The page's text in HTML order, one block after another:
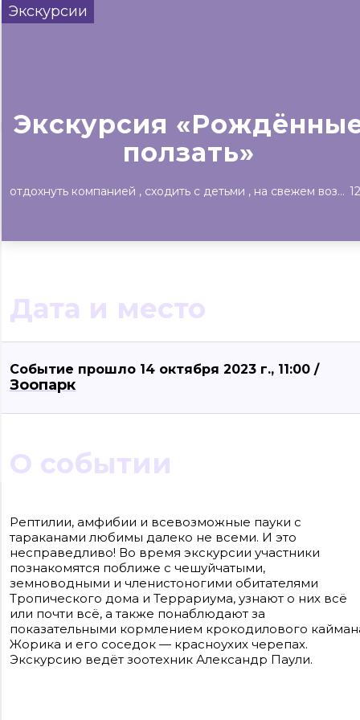
Концерты Театр Детям Выставки
Экскурсии
Экскурсия
ползать»
отдохнуть компанией сходить с детьми на свежем воздухе
Дата и место
Событие прошло 14 октября 2023 г., 11:00 /
Зоопарк
О событии
Рептилии, амфибии и всевозможные пауки с
тараканами любимы далеко не всеми. И это
несправедливо! Во время экскурсии участники
познакомятся поближе с чешуйчатыми,
земноводными и членистоногими обитателями
Тропического дома и Террариума, узнают о них всё
или почти всё, а также понаблюдают за
показательными кормлением крокодилового
Жорика и его соседок — красноухих черепах.
Экскурсию ведёт зоотехник Александр Паули.
3906148636, КПП 390601001
Контакты редакции: +7(4012) 310-124, news@klops.ru. Реклама: +7 (931) 107 50 00,
reklama@klops.ru. Афиша: +7(967) 351 20 51, reklama@klops.ru
Адрес редакции и учредителя: г. Калининград, ул. Рокоссовского, 16/18, пом. I,
оф. 2
Сетевое издание "Klops.ru", регистрационный номер и дата принятия
решения о регистрации: ЭЛ № ФС 77 - 78739 от 20 июля 2020 года,
зарегистрировано Федеральной службой по надзору в сфере связи,
информационных технологий и массовых коммуникаций (Роскомнадзор).
Учредитель: ООО "Русская медиагруппа "Западная Пресса". Главный
Фомченкова Кристина Владимировна
Материалы сайта, подписанные «CC 4.0» доступны по
лицензии Creative Commons «Attribution-ShareAlike»